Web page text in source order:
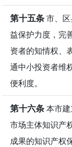
第十五条市、
益保护力度，完
资者的知情权、
通中小投资者维
便利度。
第十六条本市
市场主体知识产
成果的知识产权